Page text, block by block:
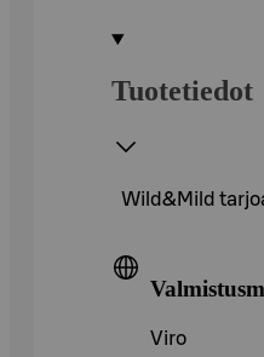
Tuotetiedot
Wild&Mild
Viro